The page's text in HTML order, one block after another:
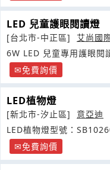
LED 兒童護眼閱讀燈
[台北市-中正區]
艾尚國
6W LED 兒童專用護眼閱
燈 免費詢價
LED植物燈
[新北市-汐止區]
意亞迪
LED植物燈型號：
免費詢價